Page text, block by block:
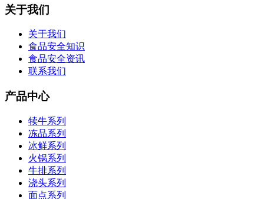
关于我们
关于我们
食品安全知识
食品安全资讯
联系我们
产品中心
犊牛系列
冻品系列
冰鲜系列
火锅系列
牛排系列
浇头系列
面点系列